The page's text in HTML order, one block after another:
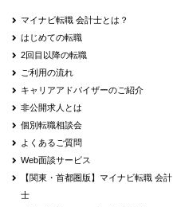
マイナビ転職 会計士とは？
はじめての転職
2回目以降の転職
ご利用の流れ
キャリアアドバイザーのご紹介
非公開求人とは
個別転職相談会
よくあるご質問
Web面談サービス
【関東・首都圏版】マイナビ転職 会計
士